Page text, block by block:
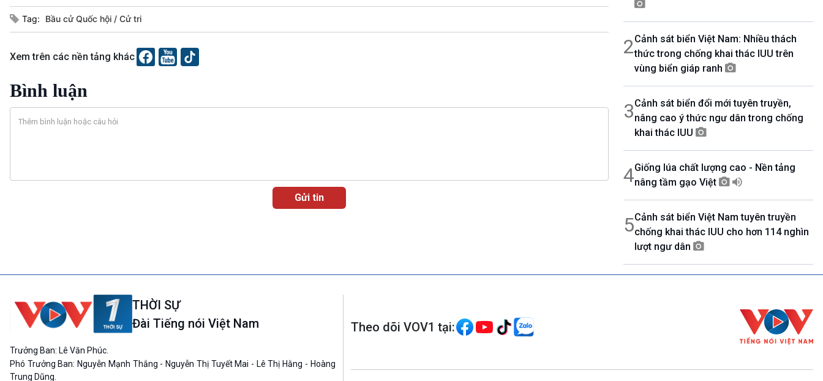
Tag: Bầu cử Quốc hội Cử tri
Xem trên các nền tảng khác
Bình luận
2Cảnh sát biển Việt Nam: Nhiều thách
thức trong chống khai thác IUU trên
vùng biển giáp ranh
3Cảnh sát biển đổi mới tuyên truyền,
nâng cao ý thức ngư dân trong chống
khai thác IUU
4Giống lúa chất lượng cao - Nền tảng
nâng tầm gạo Việt
5Cảnh sát biển Việt Nam tuyên truyền
chống khai thác IUU cho hơn 114 nghìn
lượt ngư dân
THỜI SỰ
Đài Tiếng nói Việt Nam
Trưởng Ban: Lê Văn Phúc.
Phó Trưởng Ban: Nguyễn Mạnh Thắng - Nguyễn Thị Tuyết Mai - Lê Thị Hằng - Hoàng
Trung Dũng.
Theo dõi VOV1 tại: